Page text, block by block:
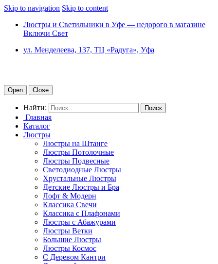
Skip to navigation Skip to content
Люстры и Светильники в Уфе — недорого в магазине
Включи Свет
ул. Менделеева, 137, ТЦ «Радуга», Уфа
Open Close
Найти:
Главная
Каталог
Люстры
Люстры на Штанге
Люстры Потолочные
Люстры Подвесные
Светодиодные Люстры
Хрустальные Люстры
Детские Люстры и Бра
Лофт & Модерн
Классика Свечи
Классика с Плафонами
Люстры с Абажурами
Люстры Ветки
Большие Люстры
Люстры Космос
С Деревом Кантри